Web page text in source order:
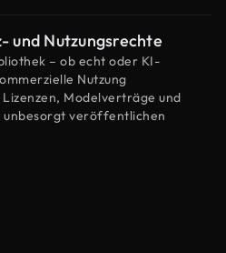
und Nutzungsrechte
– ob echt oder KI-
Nutzung
Modelverträge und
veröffentlichen